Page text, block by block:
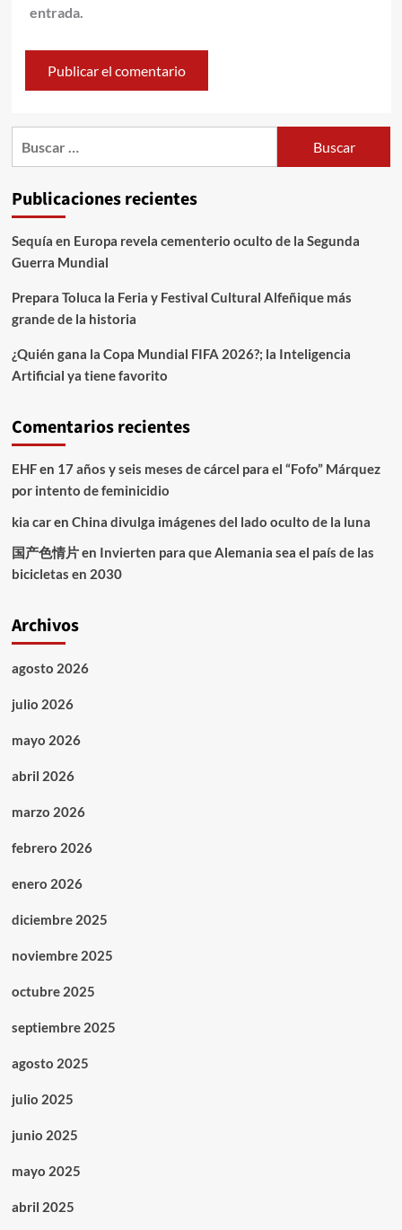
entrada.
Publicaciones recientes
Sequía en Europa revela cementerio oculto de la Segunda
Guerra Mundial
Prepara Toluca la Feria y Festival Cultural Alfeñique más
grande de la historia
¿Quién gana la Copa Mundial FIFA 2026?; la Inteligencia
Artificial ya tiene favorito
Comentarios recientes
EHFen 17 años y seis meses de cárcel para el “Fofo” Márquez
por intento de feminicidio
kia caren China divulga imágenes del lado oculto de la luna
国产色情片en Invierten para que Alemania sea el país de las
bicicletas en 2030
Archivos
agosto 2026
julio 2026
mayo 2026
abril 2026
marzo 2026
febrero 2026
enero 2026
diciembre 2025
noviembre 2025
octubre 2025
septiembre 2025
agosto 2025
julio 2025
junio 2025
mayo 2025
abril 2025